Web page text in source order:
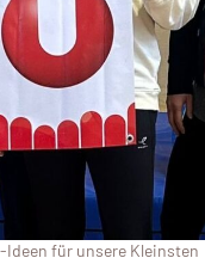
Ideen für unsere Kleinsten